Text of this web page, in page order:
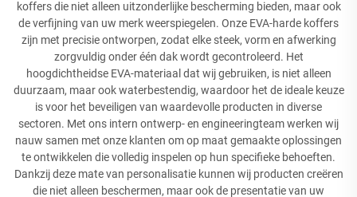
koffers die niet alleen uitzonderlijke bescherming bieden, maar ook
de verfijning van uw merk weerspiegelen. Onze EVA-harde koffers
zijn met precisie ontworpen, zodat elke steek, vorm en afwerking
zorgvuldig onder één dak wordt gecontroleerd. Het
hoogdichtheidse EVA-materiaal dat wij gebruiken, is niet alleen
duurzaam, maar ook waterbestendig, waardoor het de ideale keuze
is voor het beveiligen van waardevolle producten in diverse
sectoren. Met ons intern ontwerp- en engineeringteam werken wij
nauw samen met onze klanten om op maat gemaakte oplossingen
te ontwikkelen die volledig inspelen op hun specifieke behoeften.
Dankzij deze mate van personalisatie kunnen wij producten creëren
die niet alleen beschermen, maar ook de presentatie van uw